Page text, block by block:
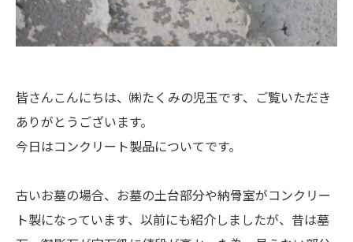
皆さんこんにちは、㈱たくみの児玉です、ご覧いただき
ありがとうございます。
今日はコンクリート製品についてです。
古いお墓の場合、お墓の土台部分や納骨室がコンクリー
ト製になっています、以前にも紹介しましたが、昔は墓